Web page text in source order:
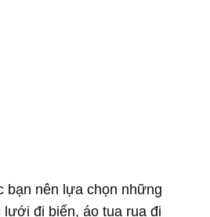
bạn nên lựa chọn những
đi biển, áo tua rua đi